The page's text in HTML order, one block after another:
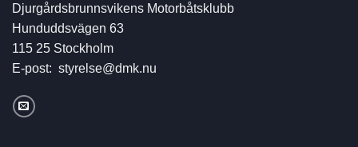
Djurgårdsbrunnsvikens Motorbåtsklubb
Hunduddsvägen 63
115 25 Stockholm
E-post: styrelse@dmk.nu